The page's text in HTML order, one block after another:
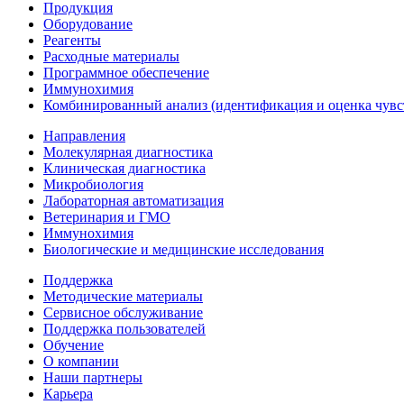
Продукция
Оборудование
Реагенты
Расходные материалы
Программное обеспечение
Иммунохимия
Комбинированный анализ (идентификация и оценка
Направления
Молекулярная диагностика
Клиническая диагностика
Микробиология
Лабораторная автоматизация
Ветеринария и ГМО
Иммунохимия
Биологические и медицинские исследования
Поддержка
Методические материалы
Сервисное обслуживание
Поддержка пользователей
Обучение
О компании
Наши партнеры
Карьера